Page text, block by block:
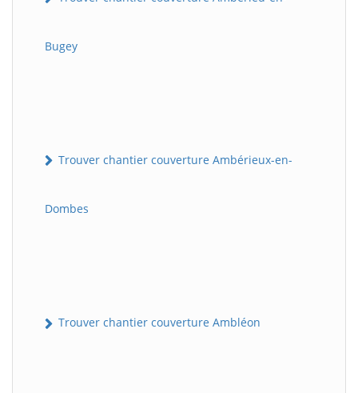
Bugey
Trouver chantier couverture Ambérieux-en-
Dombes
Trouver chantier couverture Ambléon